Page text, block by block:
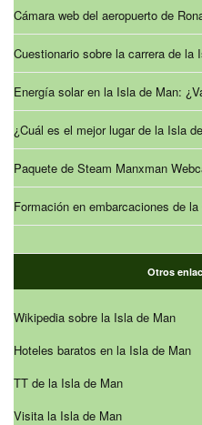
Cámara web del aeropuerto de
Cuestionario sobre la carrera de la
Energía solar en la Isla de Man:
¿Cuál es el mejor lugar de la Isla
Paquete de Steam Manxman
Formación en embarcaciones de la
Otros
Wikipedia sobre la Isla de Man
Hoteles baratos en la Isla de Man
TT de la Isla de Man
Visita la Isla de Man